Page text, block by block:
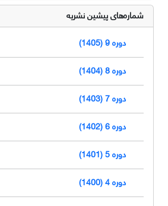
شماره‌های پیشین نشریه
دوره 9 (1405)
دوره 8 (1404)
دوره 7 (1403)
دوره 6 (1402)
دوره 5 (1401)
دوره 4 (1400)